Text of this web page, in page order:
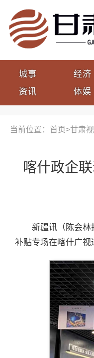
城事
资讯
经济
体娱
当前位置：首页>甘肃
喀什政企
新疆讯（陈会林
补贴专场在喀什广视